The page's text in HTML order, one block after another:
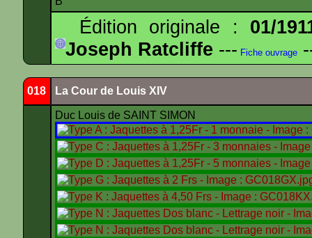
Édition originale : 01/
Joseph Ratcliffe --- Fiche ouvrage
018 La Cour de Louis XIV
Duc Louis de SAINT SIMON